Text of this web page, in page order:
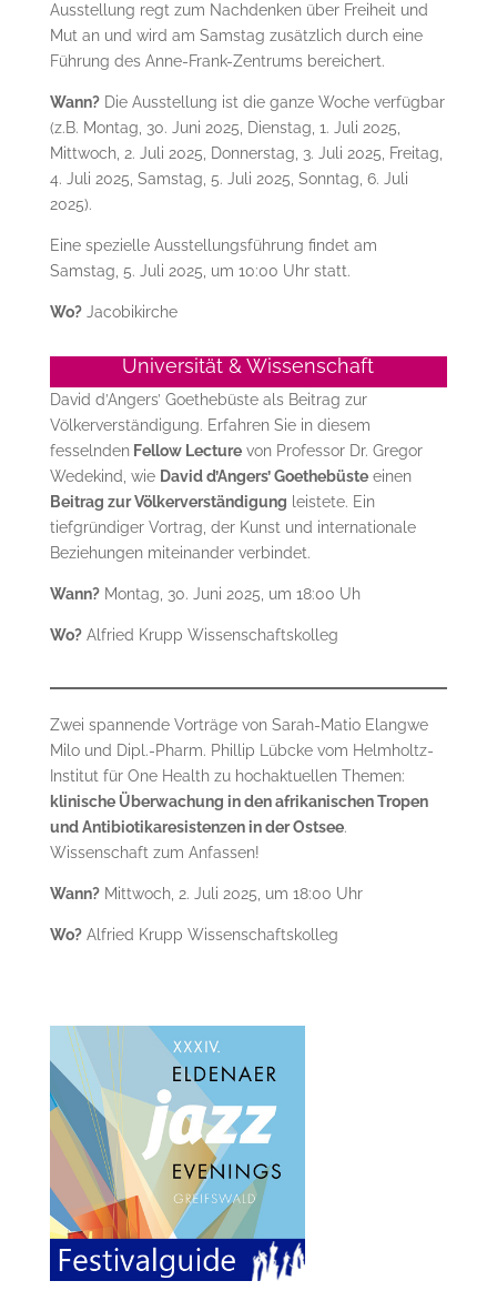
Ausstellung regt zum Nachdenken über Freiheit und
Mut an und wird am Samstag zusätzlich durch eine
Führung des Anne-Frank-Zentrums bereichert.
Wann?Die Ausstellung ist die ganze Woche verfügbar
(z.B. Montag, 30. Juni 2025, Dienstag, 1. Juli 2025,
Mittwoch, 2. Juli 2025, Donnerstag, 3. Juli 2025, Freitag,
4. Juli 2025, Samstag, 5. Juli 2025, Sonntag, 6. Juli
2025).
Eine spezielle Ausstellungsführung findet am
Samstag, 5. Juli 2025, um 10:00 Uhr statt.
Wo?Jacobikirche
Universität & Wissenschaft
David d’Angers’ Goethebüste als Beitrag zur
Völkerverständigung. Erfahren Sie in diesem
fesselndenFellow Lecturevon Professor Dr. Gregor
Wedekind, wie David d’Angers’ Goethebüsteeinen
Beitrag zur Völkerverständigung leistete. Ein
tiefgründiger Vortrag, der Kunst und internationale
Beziehungen miteinander verbindet.
Wann?Montag, 30. Juni 2025, um 18:00 Uh
Wo?Alfried Krupp Wissenschaftskolleg
Zwei spannende Vorträge von Sarah-Matio Elangwe
Milo und Dipl.-Pharm. Phillip Lübcke vom Helmholtz-
Institut für One Health zu hochaktuellen Themen:
klinische Überwachung in den afrikanischen Tropen
und Antibiotikaresistenzen in der Ostsee.
Wissenschaft zum Anfassen!
Wann?Mittwoch, 2. Juli 2025, um 18:00 Uhr
Wo?Alfried Krupp Wissenschaftskolleg